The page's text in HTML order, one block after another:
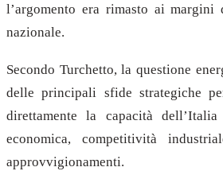
l’argomento era rimasto ai
nazionale.
Secondo Turchetto, la questione
delle principali sfide strategiche
direttamente la capacità
economica, competitività
approvvigionamenti.